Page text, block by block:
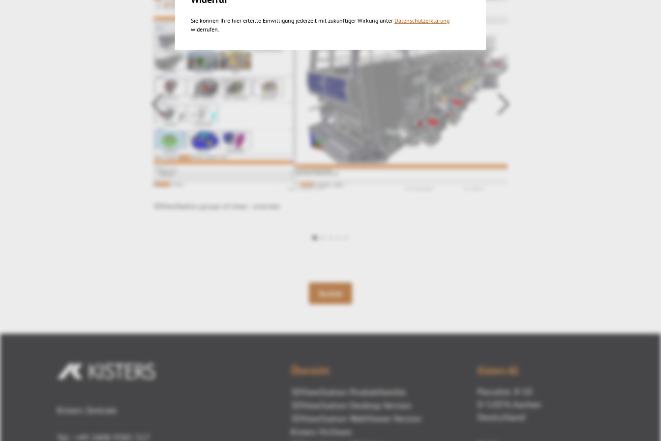
3DViewStation groups of views - multi purpose
Zurück
Kisters Zentrale
Tel.: +49 2408 9385 517
Übersicht
3DViewStation Produktfamilie
3DViewStation Desktop Version
3DViewStation WebViewer Version
Kisters VisShare
Kisters AG
Pascalstr. 8-10
D-52076 Aachen
Deutschland
Sie können Ihre hier erteilte Einwilligung jederzeit mit zukünftiger Wirkung unter Datenschutzerklärung
widerrufen.